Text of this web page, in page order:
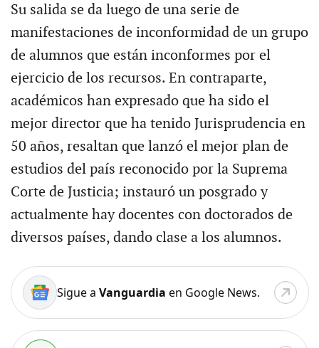
Su salida se da luego de una serie de
manifestaciones de inconformidad de un grupo
de alumnos que están inconformes por el
ejercicio de los recursos. En contraparte,
académicos han expresado que ha sido el
mejor director que ha tenido Jurisprudencia en
50 años, resaltan que lanzó el mejor plan de
estudios del país reconocido por la Suprema
Corte de Justicia; instauró un posgrado y
actualmente hay docentes con doctorados de
diversos países, dando clase a los alumnos.
Sigue a Vanguardia en Google News.